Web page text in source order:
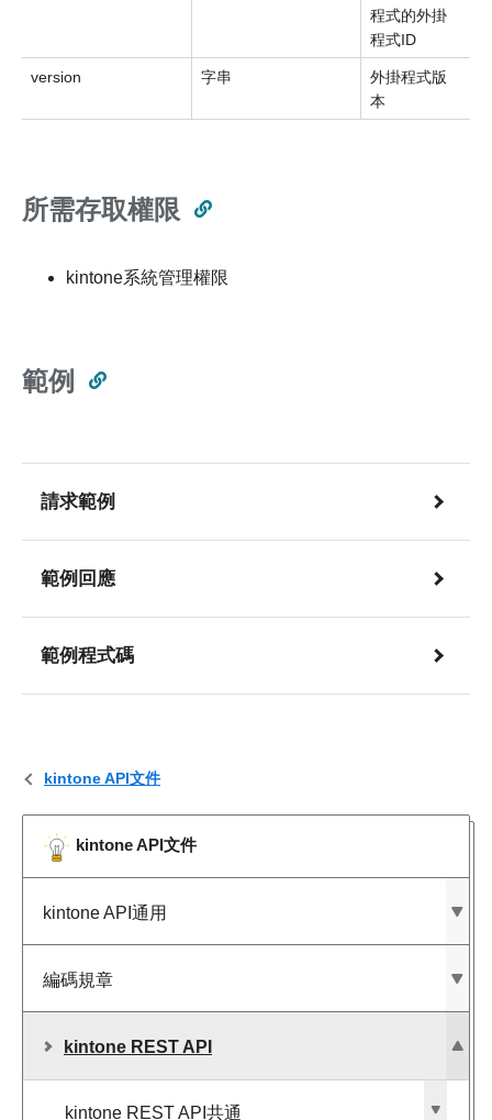
kintone API文件
kintone API文件
kintone API通用
編碼規章
kintone REST API
kintone REST API共通
程式的外掛
程式ID
version 字串
外掛程式版
本
所需存取權限
kintone系統管理權限
範例
請求範例
範例回應
範例程式碼